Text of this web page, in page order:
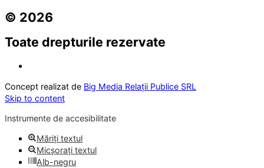
© 2026
Toate drepturile rezervate
Concept realizat de Big Media Relații Publice SRL
Skip to content
Instrumente de accesibilitate
Măriți textul
Micșorați textul
Alb-negru